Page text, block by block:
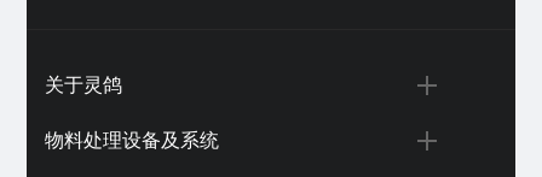
关于灵鸽
物料处理设备及系统